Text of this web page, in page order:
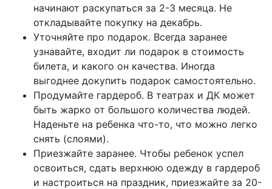
начинают раскупаться за 2-3 месяца. Не
откладывайте покупку на декабрь.
Уточняйте про подарок. Всегда заранее
узнавайте, входит ли подарок в стоимость
билета, и какого он качества. Иногда
выгоднее докупить подарок самостоятельно.
Продумайте гардероб. В театрах и ДК может
быть жарко от большого количества людей.
Наденьте на ребенка что-то, что можно легко
снять (слоями).
Приезжайте заранее. Чтобы ребенок успел
освоиться, сдать верхнюю одежду в гардероб
и настроиться на праздник, приезжайте за 20-